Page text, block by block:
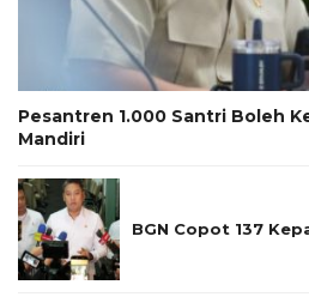
Pesantren 1.000 Santri Boleh
Mandiri
BGN Copot 137